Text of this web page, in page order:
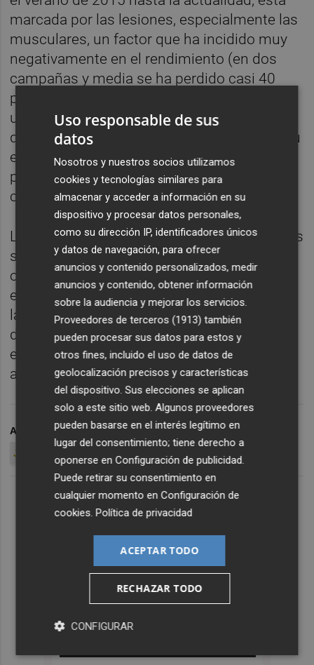
marcada por las lesiones, especialmente las
musculares, un factor que ha incidido muy
negativamente en el rendimiento (en dos
campañas y media se ha perdido casi 40
partidos por esa razón) de un jugador con
una calidad incontestable (para el recuerdo
queda, por ejemplo, su pase de gol a Chechu
en el Salto del Caballo), pero de la que ha
podido dar muestra en Alicante con
cuentagotas.
Los números de Nieto de blanquiazul son los
siguientes: ha participado en 62 partidos
oficiales, de los que 50 han sido de Liga (24
en la 1015/16; 21 en la 2016/17; y cinco en
la presente campaña), siete de Copa y cinco
de 'Play-off'. En los 3.872 minutos que ha
estado sobre el césped en partido oficial, ha
anotado 10 goles (nueve en Liga).
ARCHIVADO EN MIGUEL ÁNGEL NIETO
HÉRCULES CF
JOSÉ FRAN
Uso responsable de sus
datos
Nosotros y nuestros socios utilizamos
cookies y tecnologías similares para
almacenar y acceder a información en su
dispositivo y procesar datos personales,
como su dirección IP, identificadores únicos
y datos de navegación, para ofrecer
anuncios y contenido personalizados, medir
anuncios y contenido, obtener información
sobre la audiencia y mejorar los servicios.
Proveedores de terceros (1913) también
pueden procesar sus datos para estos y
otros fines, incluido el uso de datos de
geolocalización precisos y características
del dispositivo. Sus elecciones se aplican
solo a este sitio web. Algunos proveedores
pueden basarse en el interés legítimo en
lugar del consentimiento; tiene derecho a
oponerse enConfiguración de publicidad.
Puede retirar su consentimiento en
cualquier momento enConfiguración de
cookies.Política de privacidad
ACEPTAR TODO
RECHAZAR TODO
CONFIGURAR